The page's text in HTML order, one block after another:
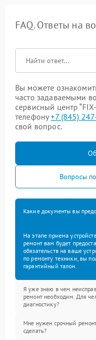
FAQ. Ответы на
Вы можете
часто задаваемыми
сервисный центр
телефону+7 (845)
свой вопрос.
Вопросы
Какие документы вы
На этапе приема
ремонт вам будет
обязательств на ваше
по ремонту техники, вы
гарантийный талон.
Я уже знаю в чем
ремонт необходим. Для
диагностику?
Мне нужен срочный
сделать?